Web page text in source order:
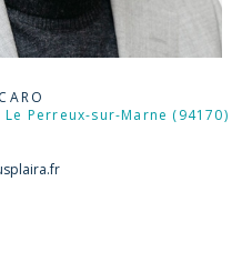
Le Perreux-sur-Marne (94170)